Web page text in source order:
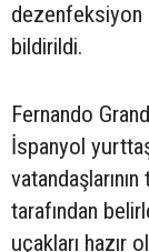
dezenfeksiyon
bildirildi.
Fernando
İspanyol
tarafından
uçakları hazır